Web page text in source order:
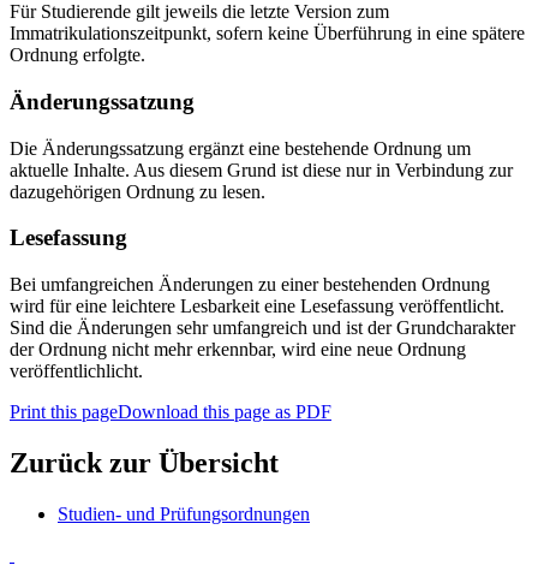
Für Studierende gilt jeweils die letzte Version zum
Immatrikulationszeitpunkt, sofern keine Überführung in eine spätere
Ordnung erfolgte.
Änderungssatzung
Die Änderungssatzung ergänzt eine bestehende Ordnung um
aktuelle Inhalte. Aus diesem Grund ist diese nur in Verbindung zur
dazugehörigen Ordnung zu lesen.
Lesefassung
Bei umfangreichen Änderungen zu einer bestehenden Ordnung
wird für eine leichtere Lesbarkeit eine Lesefassung veröffentlicht.
Sind die Änderungen sehr umfangreich und ist der Grundcharakter
der Ordnung nicht mehr erkennbar, wird eine neue Ordnung
veröffentlichlicht.
Print this pageDownload this page as PDF
Zurück zur Übersicht
Studien- und Prüfungsordnungen